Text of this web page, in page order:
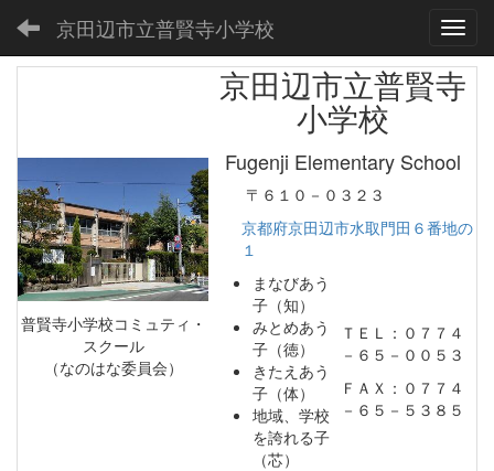
京田辺市立普賢寺小学校
普賢寺小学校コミュティ・
スクール
（なのはな委員会）
京田辺市立普賢寺
小学校
Fugenji Elementary School
〒６１０－０３２３
京都府京田辺市水取門田６番地の
１
まなびあう
子（知）
みとめあう
子（徳）
きたえあう
子（体）
地域、学校
を誇れる子
（芯）
ＴＥＬ：０７７４
－６５－００５３
ＦＡＸ：０７７４
－６５－５３８５